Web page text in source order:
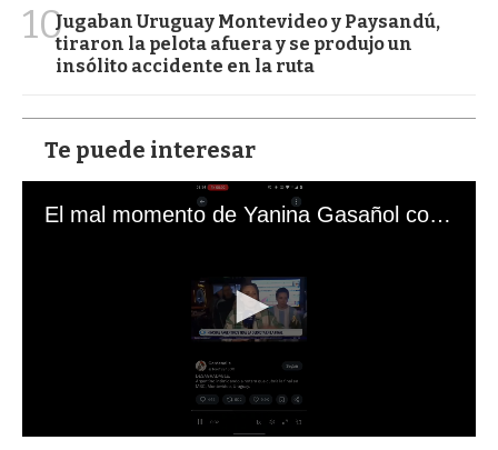
10Jugaban Uruguay Montevideo y Paysandú,
tiraron la pelota afuera y se produjo un
insólito accidente en la ruta
Te puede interesar
El mal momento de Yanina Gasañol con un hincha argentino en "Subrayado"